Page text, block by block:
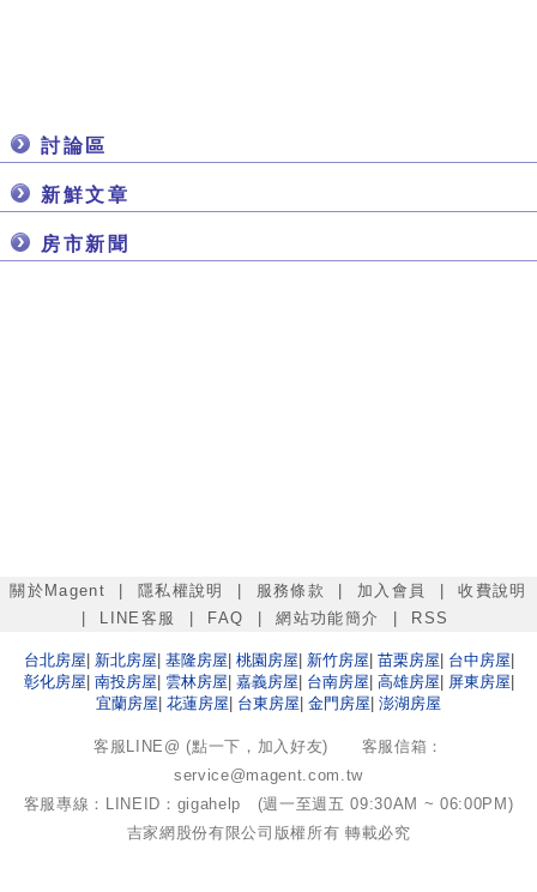
討論區
新鮮文章
房市新聞
關於Magent 隱私權說明 服務條款 加入會員
收費說明
LINE客服 FAQ 網站功能簡介 RSS
台北房屋 新北房屋 基隆房屋 桃園 房屋 新竹房屋 苗栗房屋 台中房屋
彰化房屋 南投房屋 雲林房屋 嘉義房屋 台南房屋 高雄房屋 屏東房屋
宜蘭房屋 花蓮房屋 台東房屋 金門 房屋 澎湖房屋
客服LINE@ (點一下，加入好友) 客服信箱：
service@magent.com.tw
客服專線：LINEID：gigahelp (週一至週五 09:30AM ~ 06:00PM)
吉家網股份有限公司 版權所有 轉載必究